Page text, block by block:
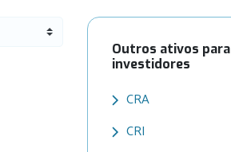
Outros ativos para
investidores
CRA
CRI